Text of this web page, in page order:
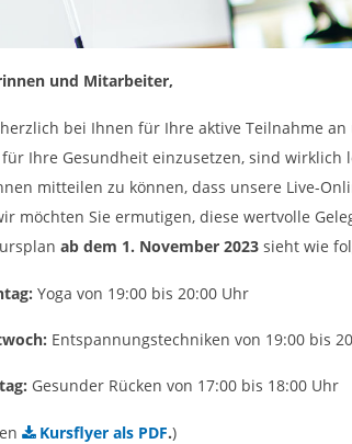
und Mitarbeiter,
bei Ihnen für Ihre aktive Teilnahme
Ihre Gesundheit einzusetzen, sind wirklich
mitteilen zu können, dass unsere Live-
möchten Sie ermutigen, diese wertvolle
ab dem 1. November 2023 sieht wie
Yoga von 19:00 bis 20:00 Uhr
Entspannungstechniken von 19:00 bis
Gesunder Rücken von 17:00 bis 18:00 Uhr
Kursflyer als PDF.)